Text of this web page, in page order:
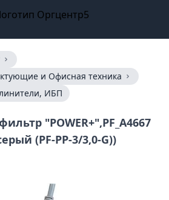
и Офисная техника
ИБП
"POWER+",PF_A4667
(PF-PP-3/3,0-G))